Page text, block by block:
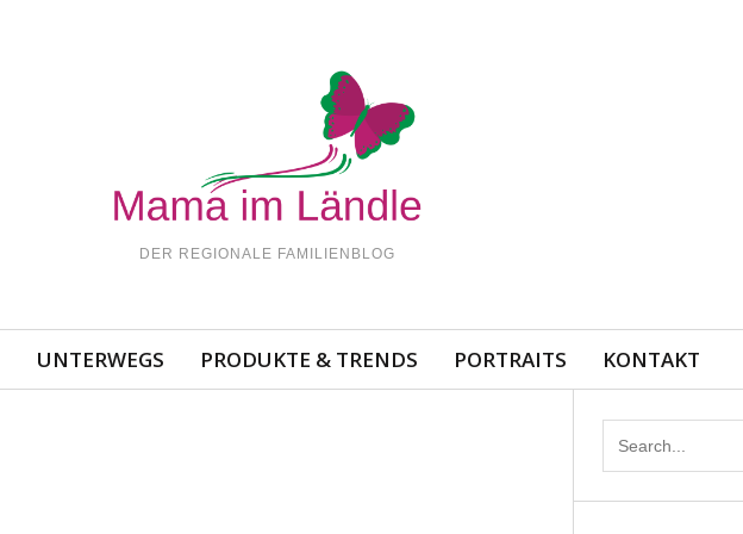
DER REGIONALE FAMILIENBLOG
UNTERWEGS PRODUKTE & TRENDS PORTRAITS KONTAKT